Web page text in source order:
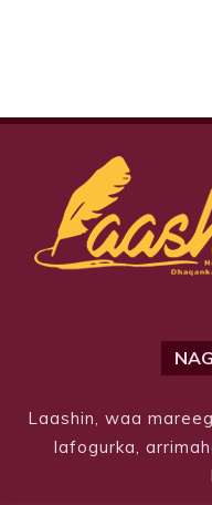
Laashin, waa
lafogurka,